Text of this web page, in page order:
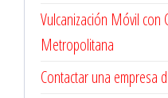
Vulcanización Móvil con
Metropolitana
Contactar una empresa